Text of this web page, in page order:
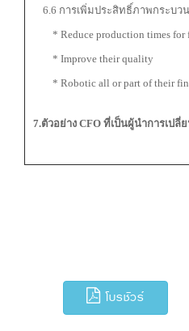
6.6 การเพิ่มประสิทธิ์ภาพกระบวน
* Reduce production times for
* Improve their quality
* Robotic all or part of their
7.ตัวอย่าง CFO ที่เป็นผู้นำการเป
โบรชัวร์